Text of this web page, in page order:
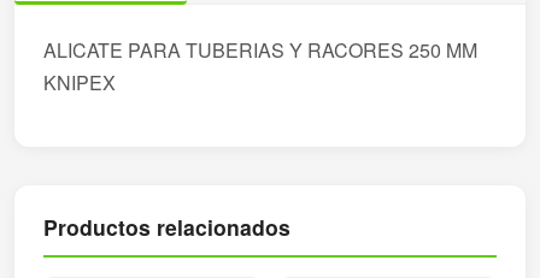
ALICATE PARA TUBERIAS Y RACORES 250 MM
KNIPEX
Productos relacionados